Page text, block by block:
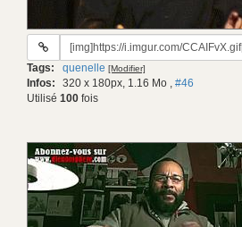
URL
gif:
Tags: quenelle [Modifier]
Infos: 320 x 180px, 1.16 Mo , #46
Utilisé 100 fois